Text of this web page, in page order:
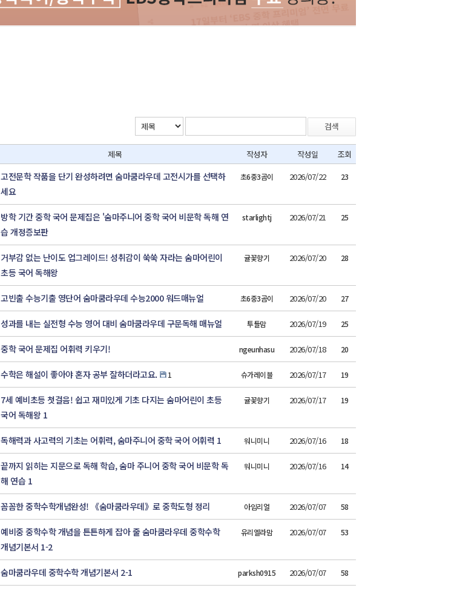
검색
제목 작성자 작성일 조회
고전문학 작품을 단기 완성하려면 숨마쿰라우데 고전시가를 선택하
세요
초6중3곰이 2026/07/22 23
방학 기간 중학 국어 문제집은 '숨마주니어 중학 국어 비문학 독해 연
습 개정증보판
starlightj 2026/07/21 25
거부감 없는 난이도 업그레이드! 성취감이 쑥쑥 자라는 숨마어린이
초등 국어 독해왕
귤꽃향기 2026/07/20 28
고빈출 수능기출 영단어 숨마쿰라우데 수능2000 워드매뉴얼 초6중3곰이 2026/07/20 27
성과를 내는 실전형 수능 영어 대비 숨마쿰라우데 구문독해 매뉴얼 투들맘 2026/07/19 25
중학 국어 문제집 어휘력 키우기! ngeunhasu 2026/07/18 20
수학은 해설이 좋아야 혼자 공부 잘하더라고요. 1 슈가레이블 2026/07/17 19
7세 예비초등 첫걸음! 쉽고 재미있게 기초 다지는 숨마어린이 초등
국어 독해왕 1
귤꽃향기 2026/07/17 19
독해력과 사고력의 기초는 어휘력, 숨마주니어 중학 국어 어휘력 1 워니미니 2026/07/16 18
끝까지 읽히는 지문으로 독해 학습, 숨마 주니어 중학 국어 비문학 독
해 연습 1
워니미니 2026/07/16 14
꼼꼼한 중학수학개념완성! 《숨마쿰라우데》로 중학도형 정리 아임리얼 2026/07/07 58
예비중 중학수학 개념을 튼튼하게 잡아 줄 숨마쿰라우데 중학수학
개념기본서 1-2
유리엘라맘 2026/07/07 53
숨마쿰라우데 중학수학 개념기본서 2-1 parksh0915 2026/07/07 58